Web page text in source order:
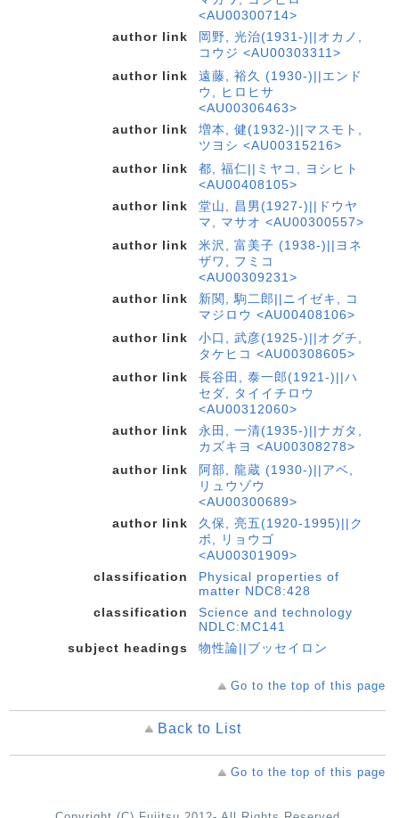
<AU00300714>
author link
岡野, 光治(1931-)||オカノ,
コウジ <AU00303311>
author link
遠藤, 裕久 (1930-)||エンド
ウ, ヒロヒサ
<AU00306463>
author link
増本, 健(1932-)||マスモト,
ツヨシ <AU00315216>
author link
都, 福仁||ミヤコ, ヨシヒト
<AU00408105>
author link
堂山, 昌男(1927-)||ドウヤ
マ, マサオ <AU00300557>
author link
米沢, 富美子 (1938-)||ヨネ
ザワ, フミコ
<AU00309231>
author link
新関, 駒二郎||ニイゼキ, コ
マジロウ <AU00408106>
author link
小口, 武彦(1925-)||オグチ,
タケヒコ <AU00308605>
author link
長谷田, 泰一郎(1921-)||ハ
セダ, タイイチロウ
<AU00312060>
author link
永田, 一清(1935-)||ナガタ,
カズキヨ <AU00308278>
author link
阿部, 龍蔵 (1930-)||アベ,
リュウゾウ
<AU00300689>
author link
久保, 亮五(1920-1995)||ク
ボ, リョウゴ
<AU00301909>
classification
Physical properties of
matter NDC8:428
classification
Science and technology
NDLC:MC141
subject headings
物性論||ブッセイロン
Go to the top of this page
Back to List
Go to the top of this page